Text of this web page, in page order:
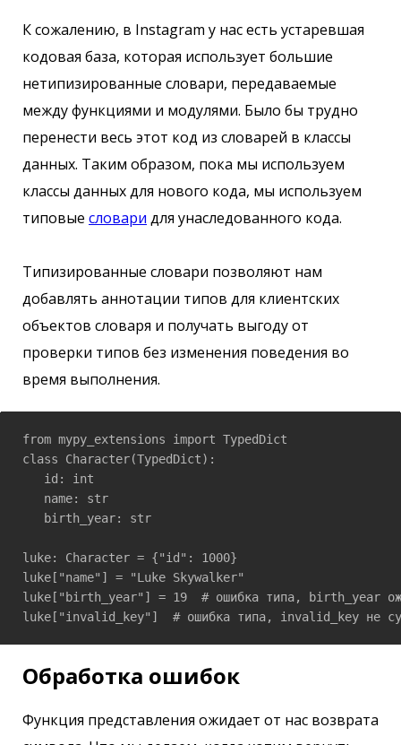
К сожалению, в Instagram у нас есть устаревшая
кодовая база, которая использует большие
нетипизированные словари, передаваемые
между функциями и модулями. Было бы трудно
перенести весь этот код из словарей в классы
данных. Таким образом, пока мы используем
классы данных для нового кода, мы используем
типовые словари для унаследованного кода.
Типизированные словари позволяют нам
добавлять аннотации типов для клиентских
объектов словаря и получать выгоду от
проверки типов без изменения поведения во
время выполнения.
from mypy_extensions import TypedDict
class Character(TypedDict):
   id: int
   name: str
   birth_year: str
luke: Character = {"id": 1000}
luke["name"] = "Luke Skywalker"
luke["birth_year"] = 19  # ошибка типа, birth_year
luke["invalid_key"]  # ошибка типа, invalid_key не
Обработка ошибок
Функция представления ожидает от нас возврата